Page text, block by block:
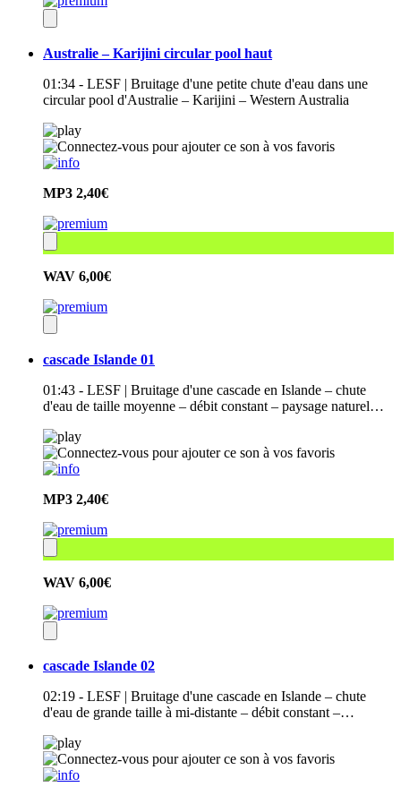
Australie – Karijini circular pool haut
01:34 - LESF | Bruitage d'une petite chute d'eau dans une
circular pool d'Australie – Karijini – Western Australia
MP3 2,40€
WAV 6,00€
cascade Islande 01
01:43 - LESF | Bruitage d'une cascade en Islande – chute
d'eau de taille moyenne – débit constant – paysage naturel…
MP3 2,40€
WAV 6,00€
cascade Islande 02
02:19 - LESF | Bruitage d'une cascade en Islande – chute
d'eau de grande taille à mi-distante – débit constant –…